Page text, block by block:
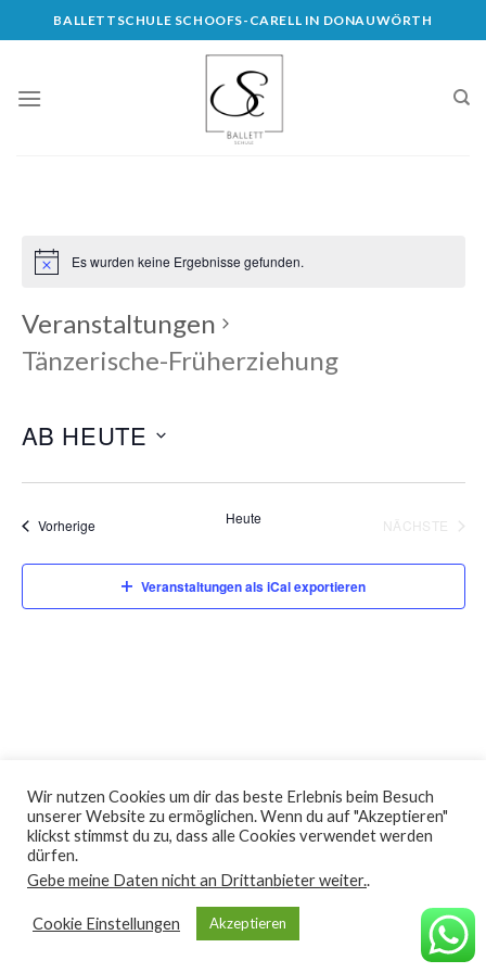
to
BALLETTSCHULE SCHOOFS-CARELL IN DONAUWÖRTH
Es wurden keine Ergebnisse gefunden.
Veranstaltungen
Tänzerische-Früherziehung
AB HEUTE
VorherigeVeranstaltungen Heute
NÄCHSTE
Veranstaltungen als iCal exportieren
DATENSCHUTZERKLÄRUNG IMPRESSUM
Copyright 2026 ©
Wir nutzen Cookies um dir das beste Erlebnis beim Besuch
unserer Website zu ermöglichen. Wenn du auf "Akzeptieren"
klickst stimmst du zu, dass alle Cookies verwendet werden
dürfen.
Gebe meine Daten nicht an Drittanbieter weiter..
Cookie Einstellungen Akzeptieren